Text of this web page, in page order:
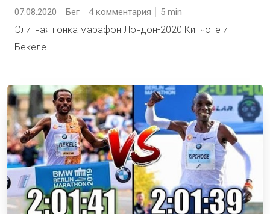
07.08.2020 Бег 4 комментария 5
Элитная гонка марафон Лондон-2020 Кипчоге и
Бекеле